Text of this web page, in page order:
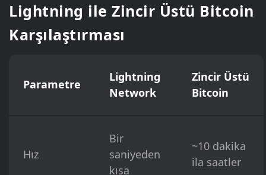
Lightning ile Zincir Üstü Bitcoin
Karşılaştırması
Parametre
Lightning
Network
Zincir Üstü
Bitcoin
Hız
Bir
saniyeden
kısa
~10 dakika
ila saatler